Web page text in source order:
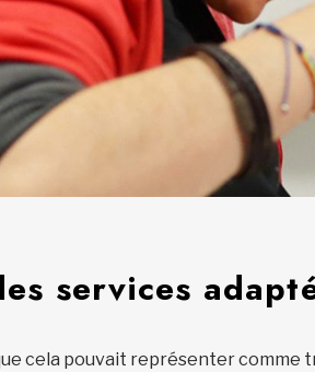
services
cela pouvait représenter comme